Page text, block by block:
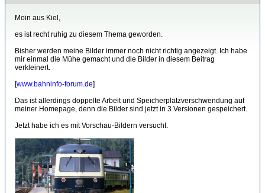
Moin aus Kiel,
es ist recht ruhig zu diesem Thema geworden.
Bisher werden meine Bilder immer noch nicht richtig angezeigt. Ich habe
mir einmal die Mühe gemacht und die Bilder in diesem Beitrag
verkleinert.
[www.bahninfo-forum.de]
Das ist allerdings doppelte Arbeit und Speicherplatzverschwendung auf
meiner Homepage, denn die Bilder sind jetzt in 3 Versionen gespeichert.
Jetzt habe ich es mit Vorschau-Bildern versucht.